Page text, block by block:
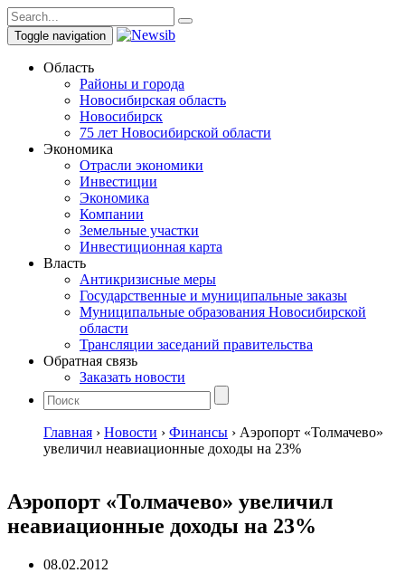
Toggle navigation
Область
Районы и города
Новосибирская область
Новосибирск
75 лет Новосибирской области
Экономика
Отрасли экономики
Инвестиции
Экономика
Компании
Земельные участки
Инвестиционная карта
Власть
Антикризисные меры
Государственные и муниципальные заказы
Муниципальные образования Новосибирской
области
Трансляции заседаний правительства
Обратная связь
Заказать новости
Главная › Новости › Финансы › Аэропорт «Толмачево»
увеличил неавиационные доходы на 23%
Аэропорт «Толмачево» увеличил
неавиационные доходы на 23%
08.02.2012